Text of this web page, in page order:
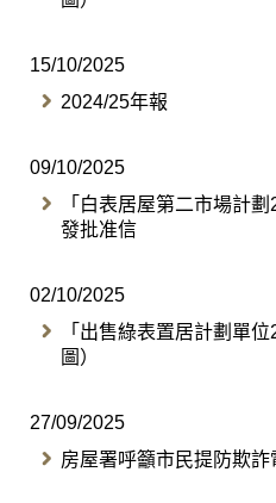
15/10/2025
2024/25年報
09/10/2025
「白表居屋第二市場計
發批准信
02/10/2025
「出售綠表置居計劃單
圖）
27/09/2025
房屋署呼籲市民提防欺詐